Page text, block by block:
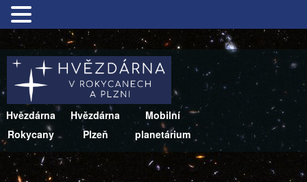
Hvězdárna
Rokycany
Hvězdárna
Plzeň
Mobilní
planetárium